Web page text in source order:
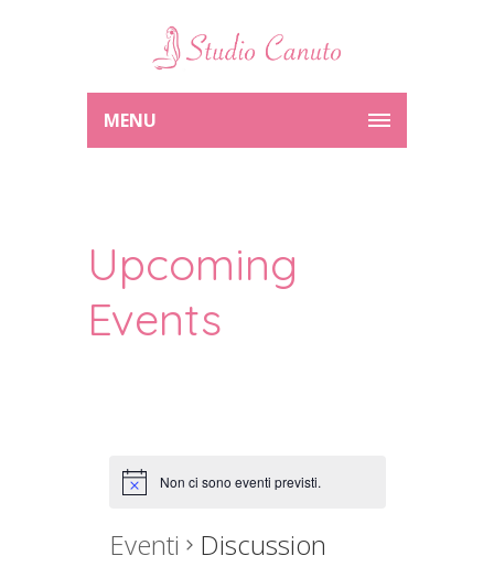
MENU
Upcoming
Events
Non ci sono eventi previsti.
Eventi Discussion